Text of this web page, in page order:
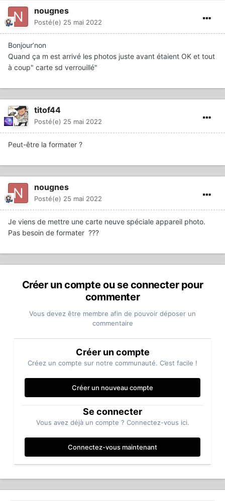
nougnes
Posté(e) 25 mai 2022
Bonjour’non
Quand ça m est arrivé les photos juste avant étaient OK et tout
à coup" carte sd verrouillé"
titof44
Posté(e) 25 mai 2022
Peut-être la formater ?
nougnes
Posté(e) 25 mai 2022
Je viens de mettre une carte neuve spéciale appareil photo.
Pas besoin de formater ???
Créer un compte ou se connecter pour
commenter
Vous devez être membre afin de pouvoir déposer un
commentaire
Créer un compte
Créez un compte sur notre communauté. C’est facile !
Créer un nouveau compte
Se connecter
Vous avez déjà un compte ? Connectez-vous ici.
Connectez-vous maintenant